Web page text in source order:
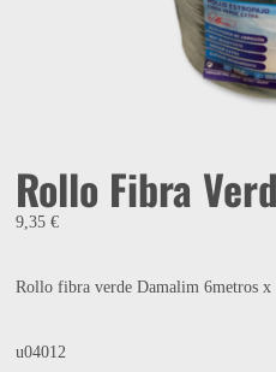
Rollo Fibra
9,35€
Rollo fibra verde Damalim 6metros x
u04012